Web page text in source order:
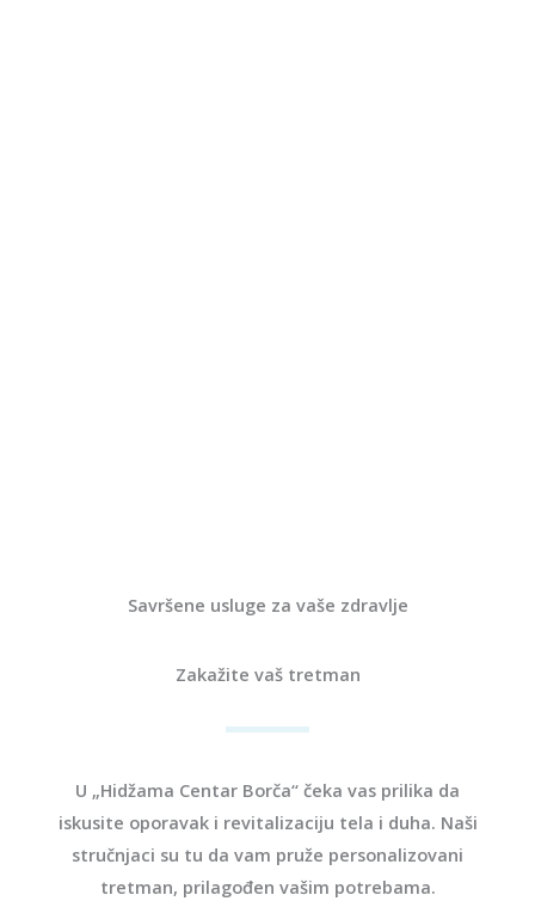
Savršene usluge za vaše zdravlje
Zakažite vaš tretman
U „Hidžama Centar Borča“ čeka vas prilika da
iskusite oporavak i revitalizaciju tela i duha. Naši
stručnjaci su tu da vam pruže personalizovani
tretman, prilagođen vašim potrebama.